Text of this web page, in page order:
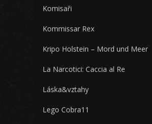
Komisaři
Kommissar Rex
Kripo Holstein – Mord und Meer
La Narcotici: Caccia al Re
Láska&vztahy
Lego Cobra11